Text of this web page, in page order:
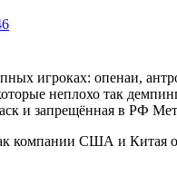
игроках: опенаи,
неплохо так
и запрещённая в РФ
компании США и Китая